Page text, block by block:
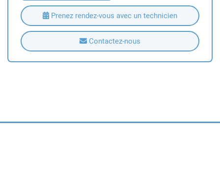
Prenez rendez-vous avec un technicien
Contactez-nous